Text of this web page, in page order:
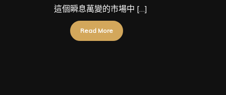
這個瞬息萬變的市場中 […]
Read More